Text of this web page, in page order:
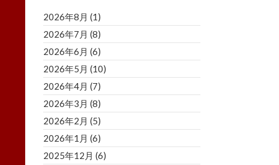
2026年8月 (1)
2026年7月 (8)
2026年6月 (6)
2026年5月 (10)
2026年4月 (7)
2026年3月 (8)
2026年2月 (5)
2026年1月 (6)
2025年12月 (6)